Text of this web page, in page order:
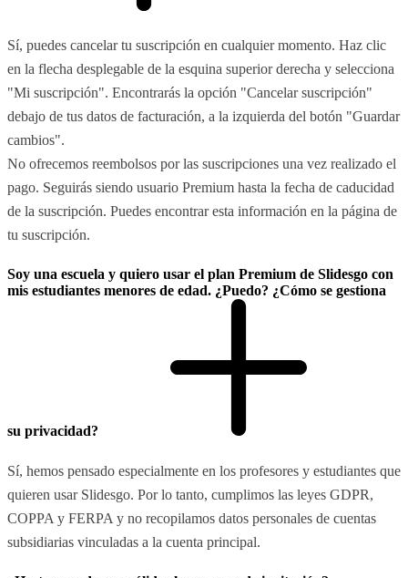
Sí, puedes cancelar tu suscripción en cualquier momento. Haz clic
en la flecha desplegable de la esquina superior derecha y selecciona
"Mi suscripción". Encontrarás la opción "Cancelar suscripción"
debajo de tus datos de facturación, a la izquierda del botón "Guardar
cambios".
No ofrecemos reembolsos por las suscripciones una vez realizado el
pago. Seguirás siendo usuario Premium hasta la fecha de caducidad
de la suscripción. Puedes encontrar esta información en la página de
tu suscripción.
Soy una escuela y quiero usar el plan Premium de Slidesgo con
mis estudiantes menores de edad. ¿Puedo? ¿Cómo se gestiona
su privacidad?
Sí, hemos pensado especialmente en los profesores y estudiantes que
quieren usar Slidesgo. Por lo tanto, cumplimos las leyes GDPR,
COPPA y FERPA y no recopilamos datos personales de cuentas
subsidiarias vinculadas a la cuenta principal.